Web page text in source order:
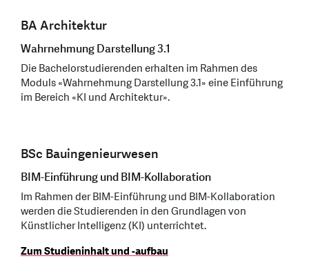
BA Architektur
Wahrnehmung Darstellung 3.1
Die Bachelorstudierenden erhalten im Rahmen des
Moduls «Wahrnehmung Darstellung 3.1» eine Einführung
im Bereich «KI und Architektur».
BSc Bauingenieurwesen
BIM-Einführung und BIM-Kollaboration
Im Rahmen der BIM-Einführung und BIM-Kollaboration
werden die Studierenden in den Grundlagen von
Künstlicher Intelligenz (KI) unterrichtet.
Zum Studieninhalt und -aufbau